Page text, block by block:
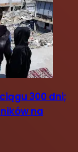
300 dni;
na